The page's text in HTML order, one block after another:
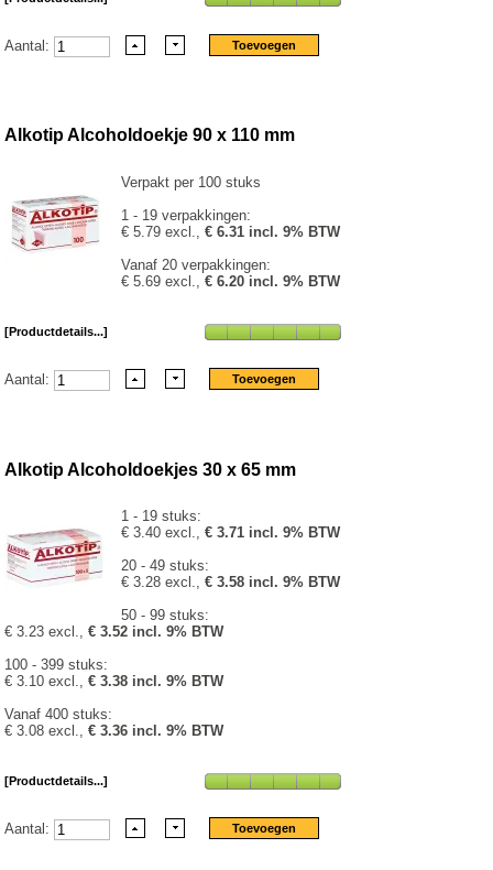
Aantal:
Alkotip Alcoholdoekje 90 x 110 mm
Verpakt per 100 stuks
1 - 19 verpakkingen:
€ 5.79 excl.,€ 6.31 incl. 9% BTW
Vanaf 20 verpakkingen:
€ 5.69 excl.,€ 6.20 incl. 9% BTW
[Productdetails...]
Aantal:
Alkotip Alcoholdoekjes 30 x 65 mm
1 - 19 stuks:
€ 3.40 excl.,€ 3.71 incl. 9% BTW
20 - 49 stuks:
€ 3.28 excl.,€ 3.58 incl. 9% BTW
50 - 99 stuks:
€ 3.23 excl.,€ 3.52 incl. 9% BTW
100 - 399 stuks:
€ 3.10 excl.,€ 3.38 incl. 9% BTW
Vanaf 400 stuks:
€ 3.08 excl.,€ 3.36 incl. 9% BTW
[Productdetails...]
Aantal: